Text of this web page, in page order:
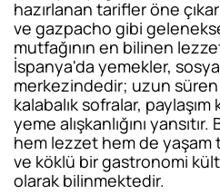
hazırlanan tarifler öne
ve gazpacho gibi
mutfağının en bilinen
İspanya'da yemekler,
merkezindedir; uzun
kalabalık sofralar,
yeme alışkanlığını
hem lezzet hem de yaşam
ve köklü bir gastronomi
olarak bilinmektedir.